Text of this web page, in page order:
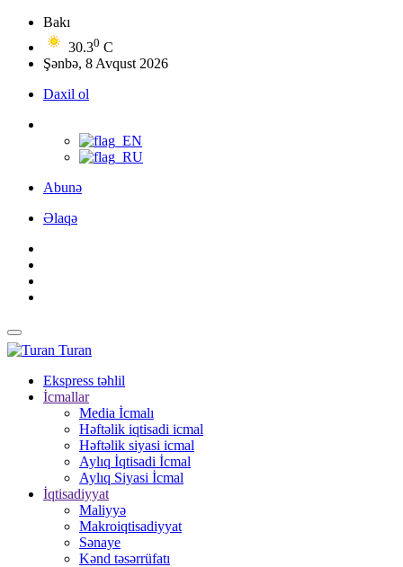
Bakı
30.30 C
Şənbə, 8 Avqust 2026
Daxil ol
Abunə
Əlaqə
Turan
Ekspress təhlil
İcmallar
Media İcmalı
Həftəlik iqtisadi icmal
Həftəlik siyasi icmal
Aylıq İqtisadi İcmal
Aylıq Siyasi İcmal
İqtisadiyyat
Maliyyə
Makroiqtisadiyyat
Sənaye
Kənd təsərrüfatı